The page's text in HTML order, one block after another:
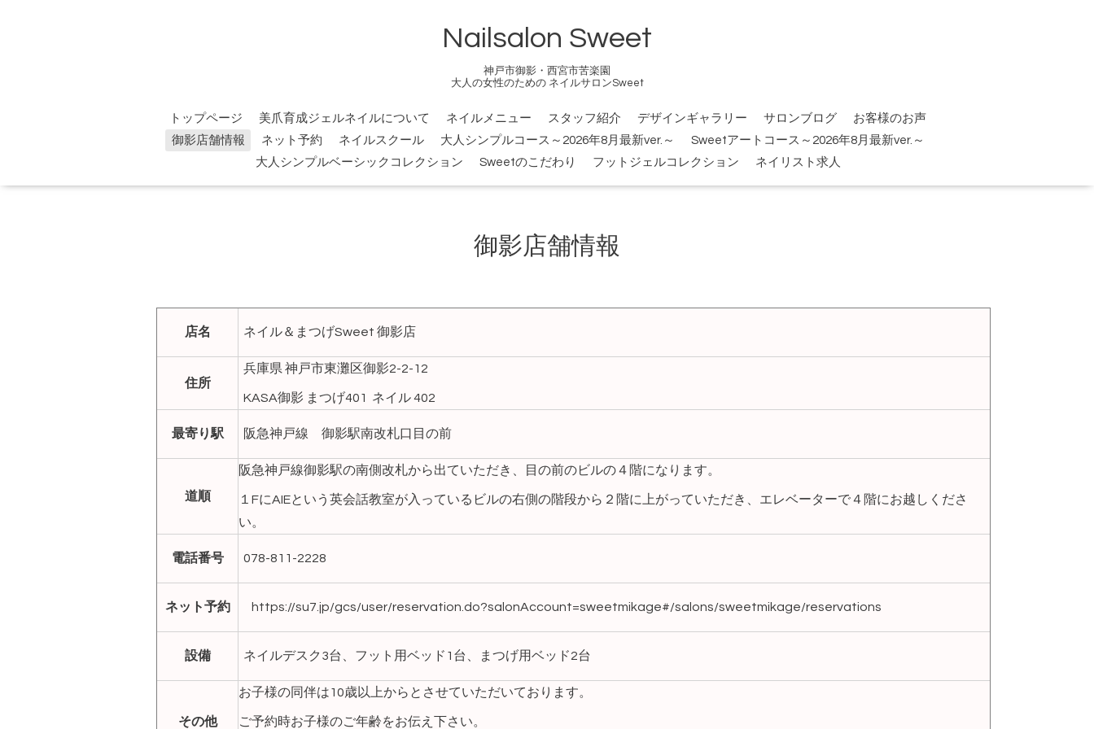
Nailsalon Sweet
神戸市御影・西宮市苦楽園
大人の女性のための ネイルサロンSweet
トップページ 美爪育成ジェルネイルについて ネイルメニュー スタッフ紹介 デザインギャラリー サロンブログ
お客様のお声
御影店舗情報
ネット予約 ネイルスクール 大人シンプルコース～2026年8月最新ver.～
Sweetアートコース～2026年8月最新ver.～
大人シンプルベーシックコレクション
Sweetのこだわり フットジェルコレクション ネイリスト求人
御影店舗情報
店名 ネイル＆まつげSweet 御影店
住所
兵庫県 神戸市東灘区御影2-2-12
KASA御影 まつげ401 ネイル 402
最寄り駅 阪急神戸線 御影駅南改札口目の前
道順
阪急神戸線御影駅の南側改札から出ていただき、目の前のビルの４階になります。
１FにAIEという英会話教室が入っているビルの右側の階段から２階に上がっていただき、エレベーターで４階にお越しくださ
い。
電話番号 078-811-2228
ネット予約 https://su7.jp/gcs/user/reservation.do?salonAccount=sweetmikage#/salons/sweetmikage/reservations
設備 ネイルデスク3台、フット用ベッド1台、まつげ用ベッド2台
その他
お子様の同伴は10歳以上からとさせていただいております。
ご予約時お子様のご年齢をお伝え下さい。